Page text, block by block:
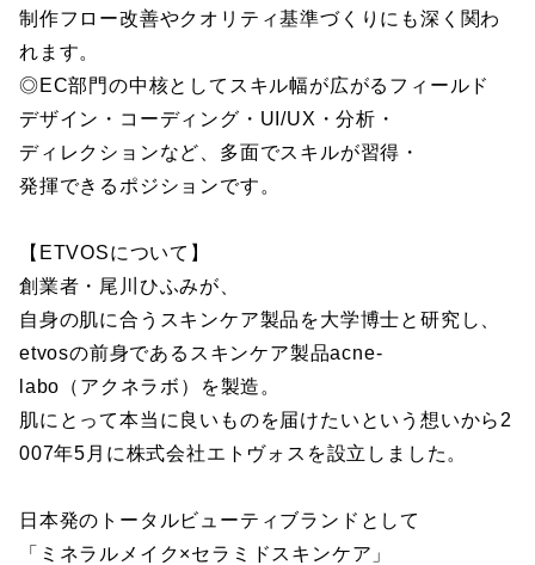
制作フロー改善やクオリティ基準づくりにも深く関わ
れます。
◎EC部門の中核としてスキル幅が広がるフィールド
デザイン・コーディング・UI/UX・分析・
ディレクションなど、多面でスキルが習得・
発揮できるポジションです。
【ETVOSについて】
創業者・尾川ひふみが、
自身の肌に合うスキンケア製品を大学博士と研究し、
etvosの前身であるスキンケア製品acne-
labo（アクネラボ）を製造。
肌にとって本当に良いものを届けたいという想いから2
007年5月に株式会社エトヴォスを設立しました。
日本発のトータルビューティブランドとして
「ミネラルメイク×セラミドスキンケア」